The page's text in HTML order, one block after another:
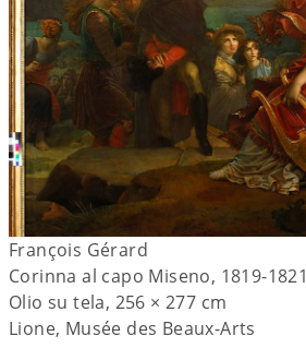
François Gérard
Corinna al capo Miseno, 1819-1821
Olio su tela, 256 × 277 cm
Lione, Musée des Beaux-Arts